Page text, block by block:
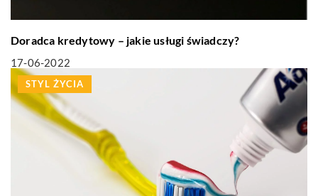
Doradca kredytowy – jakie usługi świadczy?
17-06-2022
STYL ŻYCIA